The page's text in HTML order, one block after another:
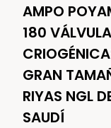
AMPO
180
GRAN
RIYAS NGL
SAUDÍ